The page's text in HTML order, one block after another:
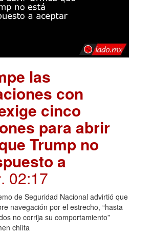
las
con
cinco
para abrir
Trump no
a
. 02:17
de Seguridad Nacional advirtió que
navegación por el estrecho, “hasta
no corrija su comportamiento”
chiíta